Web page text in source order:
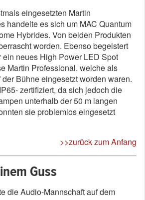
eingesetzten Martin
handelte es sich um MAC Quantum
Hybrides. Von beiden Produkten
worden. Ebenso begeistert
neues High Power LED Spot
Martin Professional, welche als
Bühne eingesetzt worden waren.
zertifiziert, da sich jedoch die
unterhalb der 50 m langen
sie problemlos eingesetzt
>>zurück zum Anfang
Guss
die Audio-Mannschaft auf dem